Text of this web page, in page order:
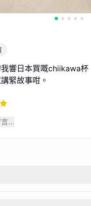
響日本買嘅chiikawa杯
...